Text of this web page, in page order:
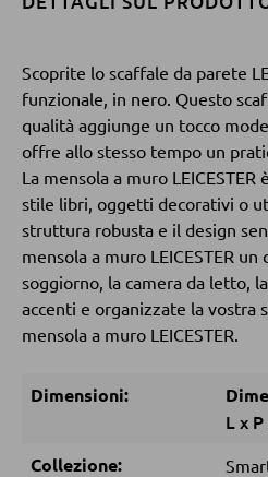
TAVOLI DA
Tavolini da caffé
Tavolini da divano
POLTRONE
Poltrone imbottite
Poltrone con
Scoprite lo scaffale da parete
funzionale, in nero. Questo
qualità aggiunge un tocco
offre allo stesso tempo un
La mensola a muro
stile libri, oggetti decorativi o
struttura robusta e il design
mensola a muro LEICESTER
soggiorno, la camera da letto,
accenti e organizzate la vostra
mensola a muro LEICESTER.
Dimensioni:
Lx P
Collezione: